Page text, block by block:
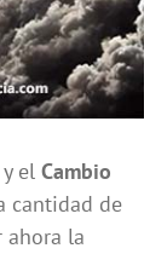
el Cambio
cantidad de
ahora la